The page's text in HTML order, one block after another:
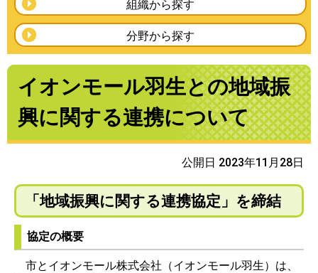
組織から探す
分野から探す
イオンモール羽生との地域振
興に関する連携について
公開日 2023年11月28日
「地域振興に関する連携協定」を締結
協定の概要
市とイオンモール株式会社（イオンモール羽生）は、